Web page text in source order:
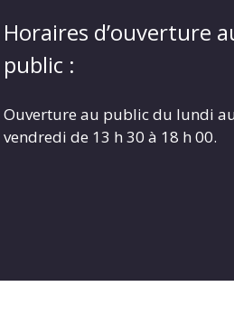
Horaires d’ouverture
public :
Ouverture au public du lundi au
vendredi de 13 h 30 à 18 h 00.